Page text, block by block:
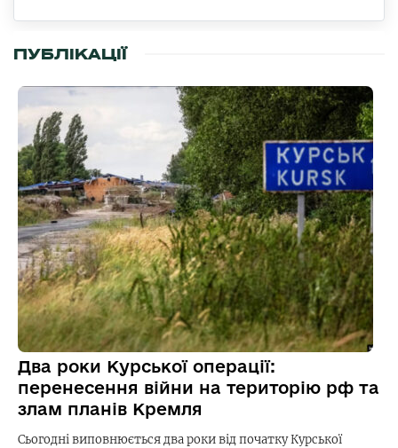
ПУБЛІКАЦІЇ
Два роки Курської операції:
перенесення війни на територію рф та
злам планів Кремля
Сьогодні виповнюється два роки від початку Курської